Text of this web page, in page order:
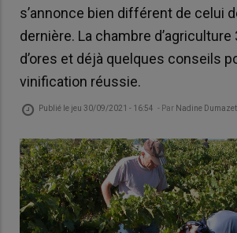
s’annonce bien différent de celui
dernière. La chambre d’agriculture
d’ores et déjà quelques conseils
vinification réussie.
Publié le jeu 30/09/2021 - 16:54 - Par Nadine Dumazet